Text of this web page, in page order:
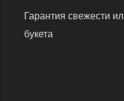
Гарантия свежести
букета